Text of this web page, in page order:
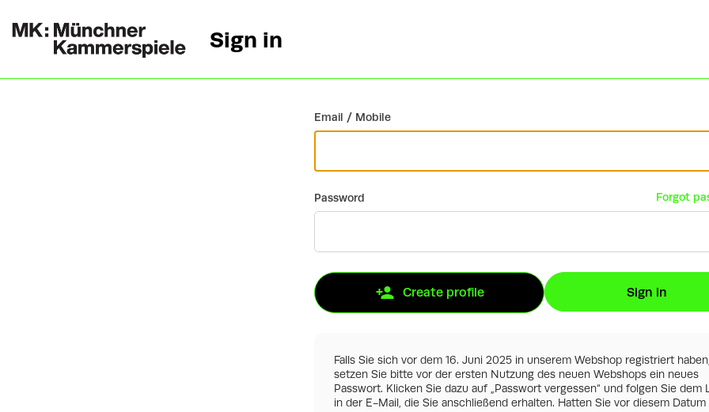
Go back
Sign in
Email / Mobile
Password Forgot
Create profile Sign in
Falls Sie sich vor dem 16. Juni 2025 in unserem Webshop registriert haben,
setzen Sie bitte vor der ersten Nutzung des neuen Webshops ein neues
Passwort. Klicken Sie dazu auf „Passwort vergessen“ und folgen Sie dem
in der E-Mail, die Sie anschließend erhalten. Hatten Sie vor diesem Datum